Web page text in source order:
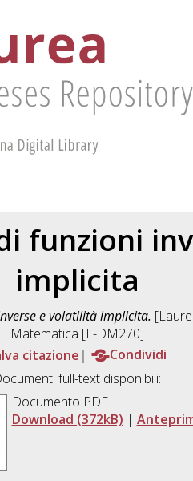
funzioni
implicita
e volatilità implicita.
Matematica [L-DM270]
citazione
Condividi
full-text disponibili:
Documento PDF
Download (372kB) |